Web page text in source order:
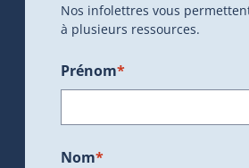
Nos infolettres vous
à plusieurs ressources.
Prénom*
Nom*